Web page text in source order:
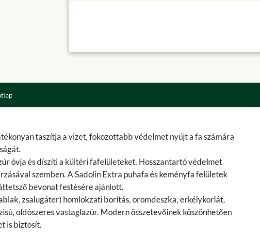
taszítja a vizet, fokozottabb védelmet nyújt a fa számára
óvja és díszíti a kültéri fafelületeket. Hosszantartó védelmet
szemben. A Sadolin Extra puhafa és keményfa felületek
bevonat festésére ajánlott.
zsalugáter) homlokzati borítás, oromdeszka, erkélykorlát,
oldószeres vastaglazúr. Modern összetevőinek köszönhetően
is biztosít.